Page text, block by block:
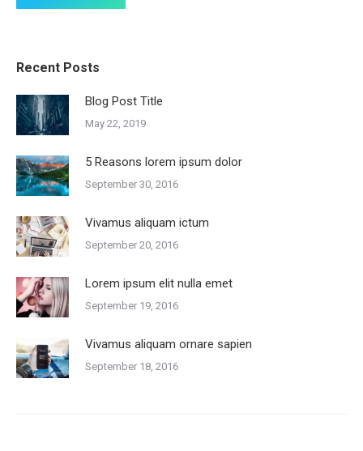
Recent Posts
Blog Post Title
May 22, 2019
5 Reasons lorem ipsum dolor
September 30, 2016
Vivamus aliquam ictum
September 20, 2016
Lorem ipsum elit nulla emet
September 19, 2016
Vivamus aliquam ornare sapien
September 18, 2016